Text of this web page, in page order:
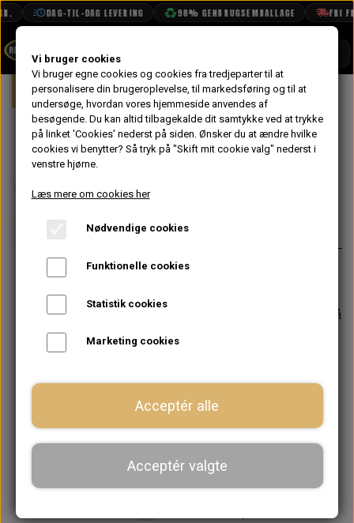
DAG-TIL-DAG LEVERING 98% GENBRUGSEMBALLAGE FRI
BOOK TID
PROJEKTER
TEKNISK DATA
VANDPOLERING
Forside Mini Styling Emblemer
På lager
Typeplade
Varenummer: CP379
Mest brugt på mk1/2 og tidlig mk3.
Varen er på
lager. 1-2 dages leveringstid
− +
LÆG I KURV
Vi bruger cookies
Vi bruger egne cookies og cookies fra tredjeparter til at
personalisere din brugeroplevelse, til markedsføring og til at
undersøge, hvordan vores hjemmeside anvendes af
besøgende. Du kan altid tilbagekalde dit samtykke ved at trykke
på linket 'Cookies' nederst på siden. Ønsker du at ændre hvilke
cookies vi benytter? Så tryk på "Skift mit cookie valg" nederst i
venstre hjørne.
Læs mere om cookies her
Nødvendige cookies
Funktionelle cookies
Statistik cookies
Marketing cookies
Acceptér alle
Acceptér valgte